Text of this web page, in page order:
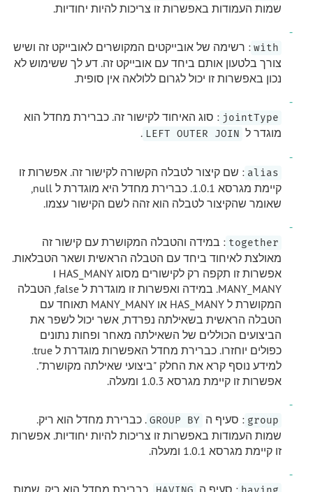
שמות העמודות באפשרות זו צריכות להיות יחודיות.
with : רשימה של אובייקטים המקושרים לאובייקט זה ושיש
צורך בלטעון אותם ביחד עם אובייקט זה. דע לך ששימוש לא
נכון באפשרות זו יכול לגרום ללולאה אין סופית.
jointType : סוג האיחוד לקישור זה. כברירת מחדל הוא
מוגדר ל LEFT OUTER JOIN
.
alias : שם קיצור לטבלה הקשורה לקישור זה. אפשרות זו
שאומר שהקיצור לטבלה הוא זהה לשם הקישור עצמו.
together : במידה והטבלה המקושרת עם קישור זה
מאולצת לאיחוד ביחד עם הטבלה הראשית ושאר הטבלאות.
אפשרות זו תקפה רק לקישורים מסוג HAS_MANY ו
MANY_MANY. במידה ואפשרות זו מוגדרת ל false, הטבלה
המקושרת ל HAS_MANY או MANY_MANY תאוחד עם
הטבלה הראשית בשאילתה נפרדת, אשר יכול לשפר את
הביצועים הכוללים של השאילתה מאחר ופחות נתונים
כפולים יוחזרו. כברירת מחדל האפשרות מוגדרת ל true.
למידע נוסף קרא את החלק "ביצועי שאילתה מקושרת".
אפשרות זו קיימת מגרסא 1.0.3 ומעלה.
group : סעיף ה GROUP BY . כברירת מחדל הוא ריק.
שמות העמודות באפשרות זו צריכות להיות יחודיות. אפשרות
זו קיימת מגרסא 1.0.1 ומעלה.
: סעיף ה . כברירת מחדל הוא ריק. שמות